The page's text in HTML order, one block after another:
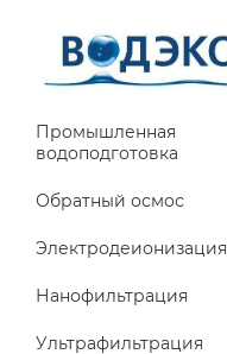
Промышленная
водоподготовка
Обратный осмос
Электродеионизация
Нанофильтрация
Ультрафильтрация